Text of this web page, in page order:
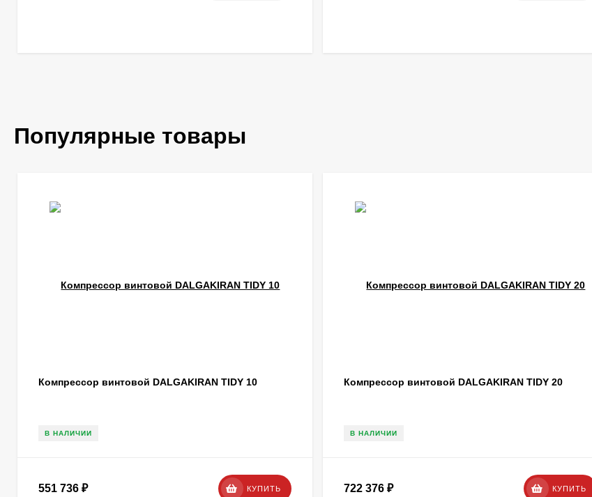
Популярные товары
Компрессор винтовой DALGAKIRAN TIDY 10
В НАЛИЧИИ
551 736 ₽ КУПИТЬ
Компрессор винтовой DALGAKIRAN TIDY 20
В НАЛИЧИИ
722 376 ₽ КУПИТЬ